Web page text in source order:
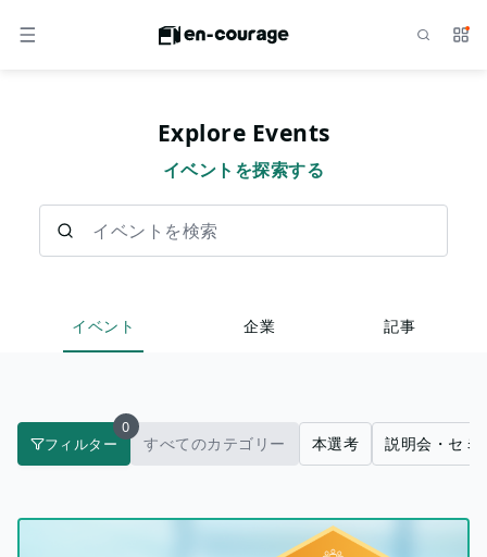
メニュー サ
Explore Events
イベントを探索する
イベント 企業 記事
フィルター
0
すべてのカテゴリー 本選考 説明会・セミ